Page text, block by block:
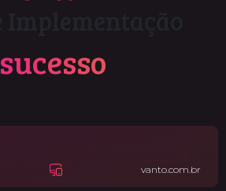
sucesso
vanto.com.br